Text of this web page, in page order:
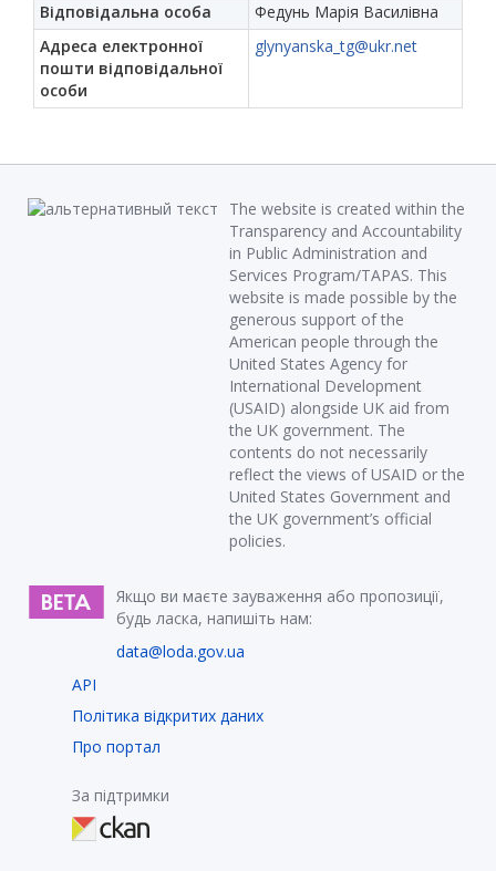
Відповідальна особа
Федунь Марія Василівна
Адреса електронної
пошти відповідальної
особи
glynyanska_tg@ukr.net
The website is created within the
Transparency and Accountability
in Public Administration and
Services Program/TAPAS. This
website is made possible by the
generous support of the
American people through the
United States Agency for
International Development
(USAID) alongside UK aid from
the UK government. The
contents do not necessarily
reflect the views of USAID or the
United States Government and
the UK government’s official
policies.
Якщо ви маєте зауваження або пропозиції,
будь ласка, напишіть нам:
data@loda.gov.ua
API
Політика відкритих даних
Про портал
За підтримки